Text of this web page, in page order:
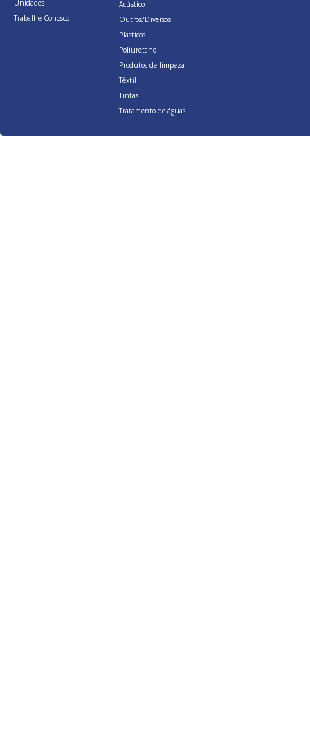
Unidades
Trabalhe Conosco
Acústico
Outros/Diversos
Plásticos
Poliuretano
Produtos de limpeza
Têxtil
Tintas
Tratamento de águas